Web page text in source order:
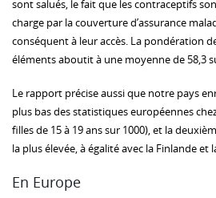
sont salués, le fait que les contraceptifs
charge par la couverture d’assurance
conséquent à leur accès. La pondération
éléments aboutit à une moyenne de 58,3
Le rapport précise aussi que notre pays
plus bas des statistiques européennes
filles de 15 à 19 ans sur 1000), et la
la plus élevée, à égalité avec la Finlande et
En Europe